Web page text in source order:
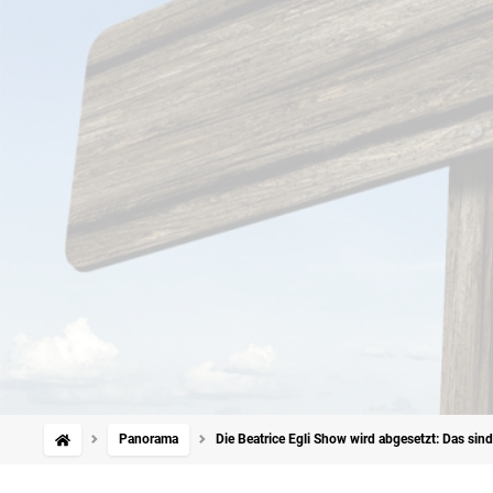
Panorama Die Beatrice Egli Show wird abgesetzt: Das